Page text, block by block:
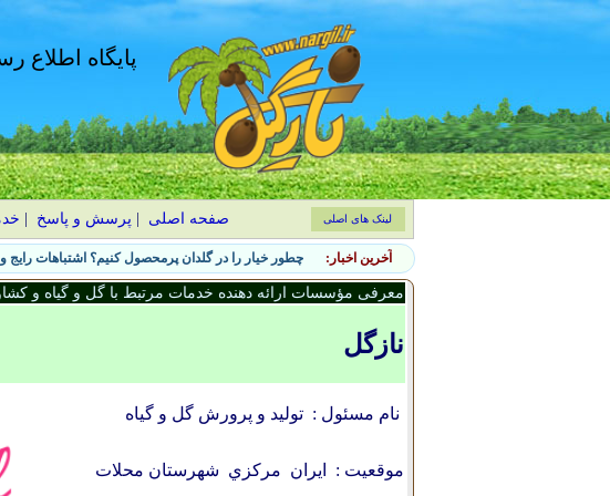
پایگاه اطلاع
صفحه اصلی پرسش و پاسخ لینک های اصلی
آخرین اخبار: چطور خیار را در گلدان پرمحصول کنیم؟ اشتباهات رایج
معرفی مؤسسات ارائه دهنده خدمات مرتبط با گل و گیاه و
نازگل
نام مسئول : تولید و پرورش گل و گیاه
موقعیت : ایران مركزي شهرستان محلات